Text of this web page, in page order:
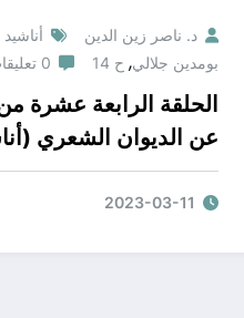
د. ناصر زين الدين
بومدين جلالي, ح 14 0 تعليقات
الحلقة الرابعة عشرة
عن الديوان الشعري
والأفراح ) للشاعر
بومدين جلالي
2023-03-11